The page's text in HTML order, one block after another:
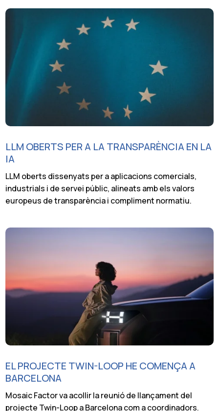
LLM OBERTS PER A LA TRANSPARÈNCIA EN LA
IA
LLM oberts dissenyats per a aplicacions comercials,
industrials i de servei públic, alineats amb els valors
europeus de transparència i compliment normatiu.
EL PROJECTE TWIN-LOOP HE COMENÇA A
BARCELONA
Mosaic Factor va acollir la reunió de llançament del
projecte Twin-Loop a Barcelona com a coordinadors.